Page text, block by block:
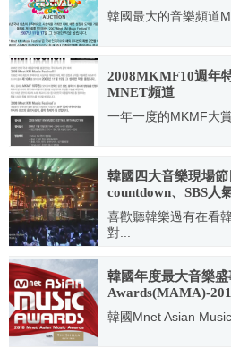
韓國最大的音樂頻道
2007.11.15
2008MKMF10週年
MNET頻道
一年一度的MKMF大
2008.10.18
韓國四大音樂現場
countdown、SBS人
MBC音樂中心 -打榜
喜歡聽韓樂過有在看
對...
2010.06.11
韓國年度最大音樂
Awards(MAMA)-
首度台灣現場直播！
韓國Mnet Asian Music